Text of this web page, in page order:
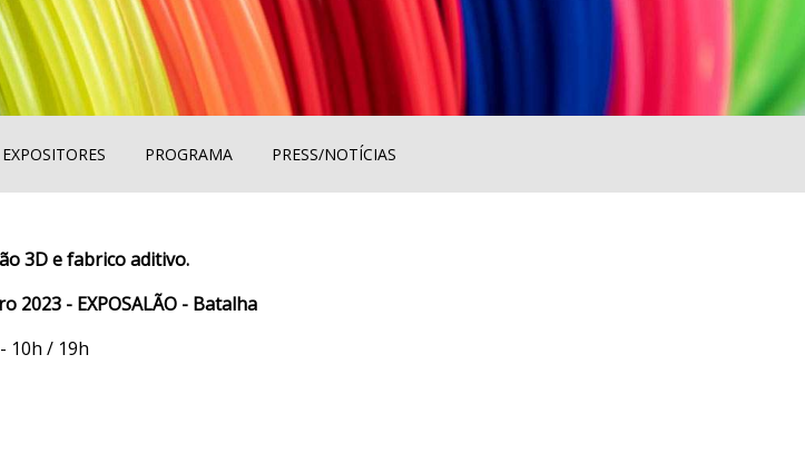
PROGRAMA PRESS/NOTÍCIAS
3D e fabrico aditivo.
2023 - EXPOSALÃO - Batalha
10h / 19h